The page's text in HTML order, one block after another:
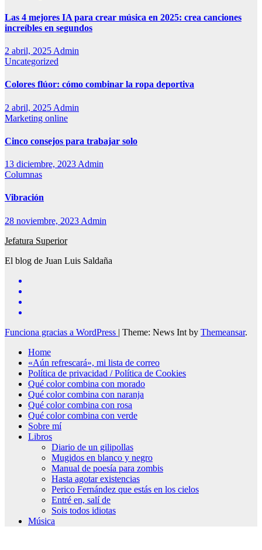
Las 4 mejores IA para crear música en 2025: crea canciones
increíbles en segundos
2 abril, 2025 Admin
Uncategorized
Colores flúor: cómo combinar la ropa deportiva
2 abril, 2025 Admin
Marketing online
Cinco consejos para trabajar solo
13 diciembre, 2023 Admin
Columnas
Vibración
28 noviembre, 2023 Admin
Jefatura Superior
El blog de Juan Luis Saldaña
Funciona gracias a WordPress | Theme: News Int by Themeansar.
Home
«Aún refrescará», mi lista de correo
Política de privacidad / Política de Cookies
Qué color combina con morado
Qué color combina con naranja
Qué color combina con rosa
Qué color combina con verde
Sobre mí
Libros
Diario de un gilipollas
Mugidos en blanco y negro
Manual de poesía para zombis
Hasta agotar existencias
Perico Fernández que estás en los cielos
Entré en, salí de
Sois todos idiotas
Música